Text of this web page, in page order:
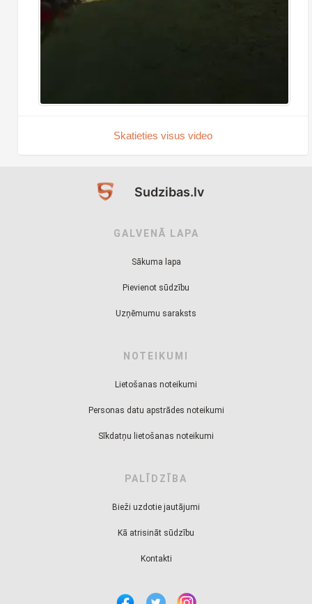
Skatieties visus video
Sudzibas.lv
GALVENĀ LAPA
Sākuma lapa
Pievienot sūdzību
Uzņēmumu saraksts
NOTEIKUMI
Lietošanas noteikumi
Personas datu apstrādes noteikumi
Sīkdatņu lietošanas noteikumi
PALĪDZĪBA
Bieži uzdotie jautājumi
Kā atrisināt sūdzību
Kontakti